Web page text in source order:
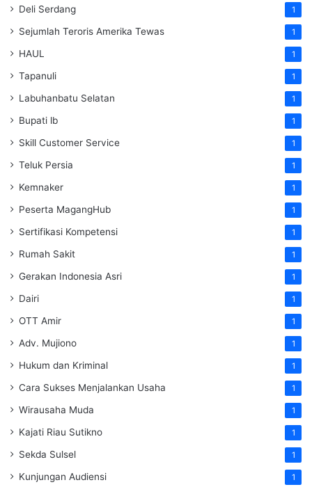
Deli Serdang 1
Sejumlah Teroris Amerika Tewas 1
HAUL 1
Tapanuli 1
Labuhanbatu Selatan 1
Bupati lb 1
Skill Customer Service 1
Teluk Persia 1
Kemnaker 1
Peserta MagangHub 1
Sertifikasi Kompetensi 1
Rumah Sakit 1
Gerakan Indonesia Asri 1
Dairi 1
OTT Amir 1
Adv. Mujiono 1
Hukum dan Kriminal 1
Cara Sukses Menjalankan Usaha 1
Wirausaha Muda 1
Kajati Riau Sutikno 1
Sekda Sulsel 1
Kunjungan Audiensi 1